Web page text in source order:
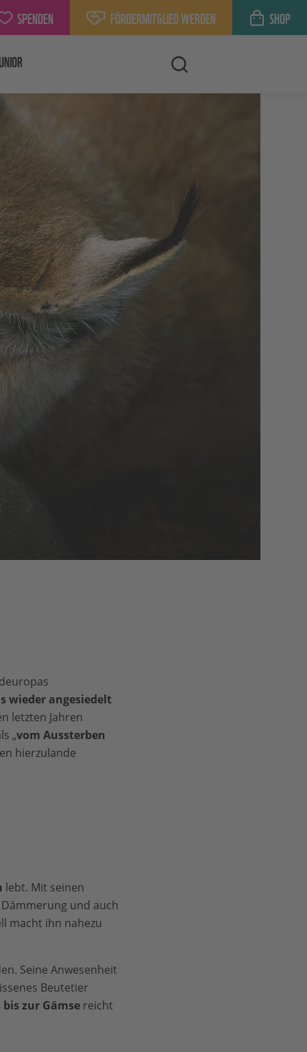
SPENDEN FÖRDERMITGLIED WERDEN SHOP
wieder angesiedelt
letzten Jahren
„vom Aussterben
hierzulande
lebt. Mit seinen
und auch
macht ihn nahezu
Seine Anwesenheit
Beutetier
bis zur Gämsereicht